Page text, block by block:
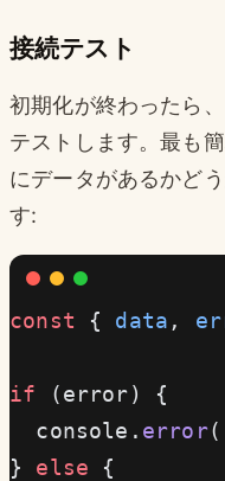
接続テスト
初期化が終わったら
テストします。最も
にデータがあるかど
す:
const { data ,
if (error) {
  console.
error(
} else {